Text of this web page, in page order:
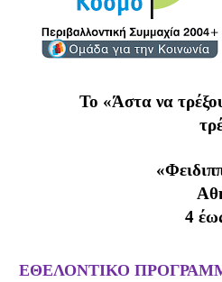
Το «Άστα να
4
ΕΘΕΛΟΝΤΙΚΟ